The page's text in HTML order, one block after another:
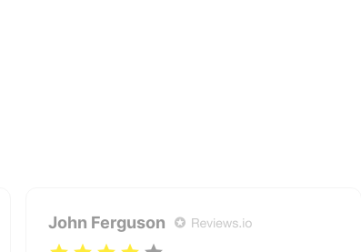
John Ferguson